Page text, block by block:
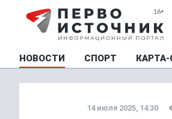
НОВОСТИ СПОРТ
14 июля 2025, 14:30